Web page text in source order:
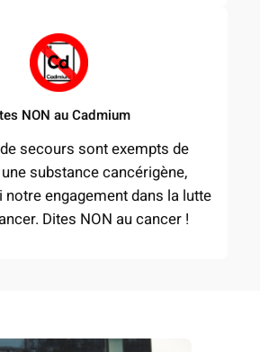
NON au Cadmium
secours sont exempts de
substance cancérigène,
engagement dans la lutte
Dites NON au cancer !